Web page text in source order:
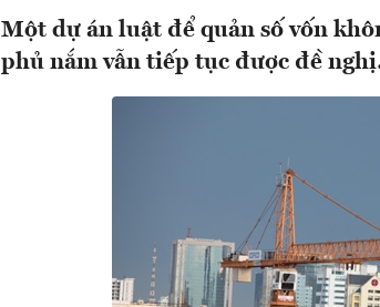
Một dự án luật để quản số vốn
phủ nắm vẫn tiếp tục được đề